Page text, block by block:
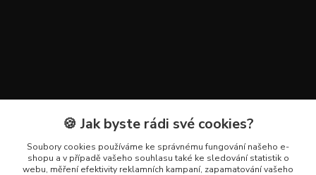
Kontakty
🍪 Jak byste rádi své cookies?
Soubory cookies používáme ke správnému fungování našeho e-
shopu a v případě vašeho souhlasu také ke sledování statistik o
webu, měření efektivity reklamních kampaní, zapamatování vašeho